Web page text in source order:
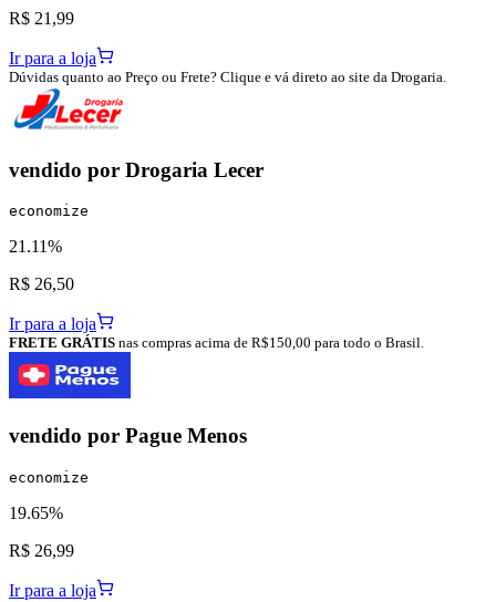
R$ 21,99
Ir para a loja
Dúvidas quanto ao Preço ou Frete? Clique e vá direto ao site da Drogaria.
vendido por Drogaria Lecer
economize
21.11%
R$ 26,50
Ir para a loja
FRETE GRÁTIS nas compras acima de R$150,00 para todo o Brasil.
vendido por Pague Menos
economize
19.65%
R$ 26,99
Ir para a loja